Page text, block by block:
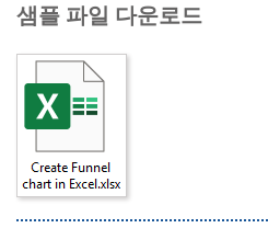
샘플 파일 다운로드